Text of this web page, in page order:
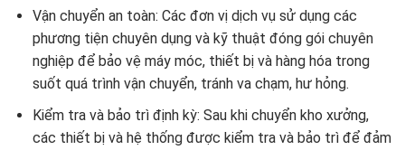
Vận chuyển an toàn: Các đơn vị dịch vụ sử dụng các
phương tiện chuyên dụng và kỹ thuật đóng gói chuyên
nghiệp để bảo vệ máy móc, thiết bị và hàng hóa trong
suốt quá trình vận chuyển, tránh va chạm, hư hỏng.
Kiểm tra và bảo trì định kỳ: Sau khi chuyển kho xưởng,
các thiết bị và hệ thống được kiểm tra và bảo trì để đảm